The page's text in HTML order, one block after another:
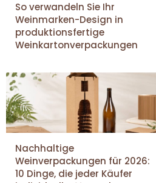
So verwandeln Sie Ihr
Weinmarken-Design in
produktionsfertige
Weinkartonverpackungen
Nachhaltige
Weinverpackungen für 2026:
10 Dinge, die jeder Käufer